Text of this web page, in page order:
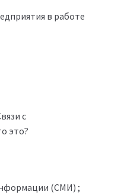
в работе
с
это?
(СМИ) ;